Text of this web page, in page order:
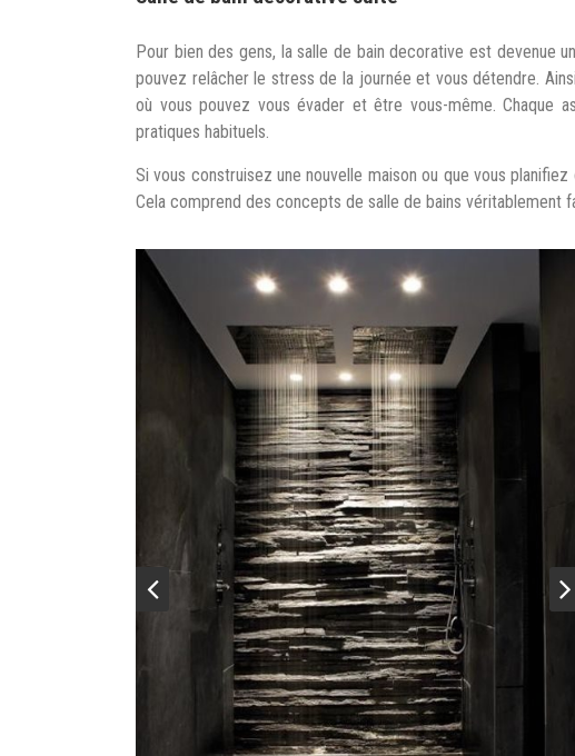
Pour bien des gens, la salle de bain decorative est devenue
pouvez relâcher le stress de la journée et vous détendre.
où vous pouvez vous évader et être vous-même. Chaque
pratiques habituels.
Si vous construisez une nouvelle maison ou que vous
Cela comprend des concepts de salle de bains véritablement